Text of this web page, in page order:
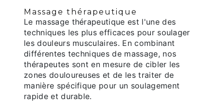
Massage thérapeutique
Le massage thérapeutique est l'une des
techniques les plus efficaces pour soulager
les douleurs musculaires. En combinant
différentes techniques de massage, nos
thérapeutes sont en mesure de cibler les
zones douloureuses et de les traiter de
manière spécifique pour un soulagement
rapide et durable.